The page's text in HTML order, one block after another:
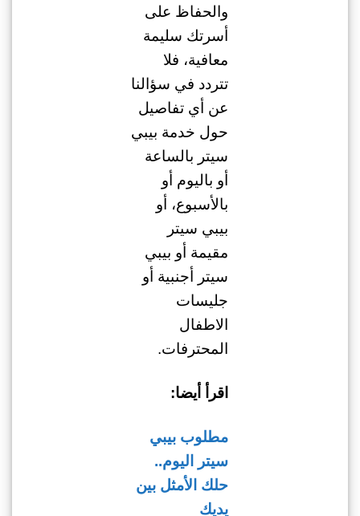
والحفاظ على
أسرتك سليمة
معافية، فلا
تتردد في سؤالنا
عن أي تفاصيل
حول خدمة بيبي
سيتر بالساعة
أو باليوم أو
بالأسبوع، أو
بيبي سيتر
مقيمة أو بيبي
سيتر أجنبية أو
جليسات
الاطفال
المحترفات.
اقرأ أيضا:
مطلوب بيبي
سيتر اليوم..
حلك الأمثل بين
يديك